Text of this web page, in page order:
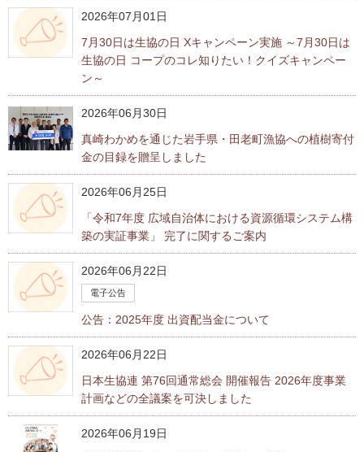
2026年07月01日
7月30日は生協の日 Xキャンペーン実施 ～7月30日は
生協の日 コープのコレ知りたい！クイズキャンペー
ン～
2026年06月30日
真崎わかめを通じた岩手県・田老町漁協への植樹寄付
金の目録を贈呈しました
2026年06月25日
「令和7年度 広域自治体における資源循環システム構
築の実証事業」 完了に関するご案内
2026年06月22日
電子公告
公告：2025年度 出資配当金について
2026年06月22日
日本生協連 第76回通常総会 開催報告 2026年度事業
計画などの全議案を可決しました
2026年06月19日